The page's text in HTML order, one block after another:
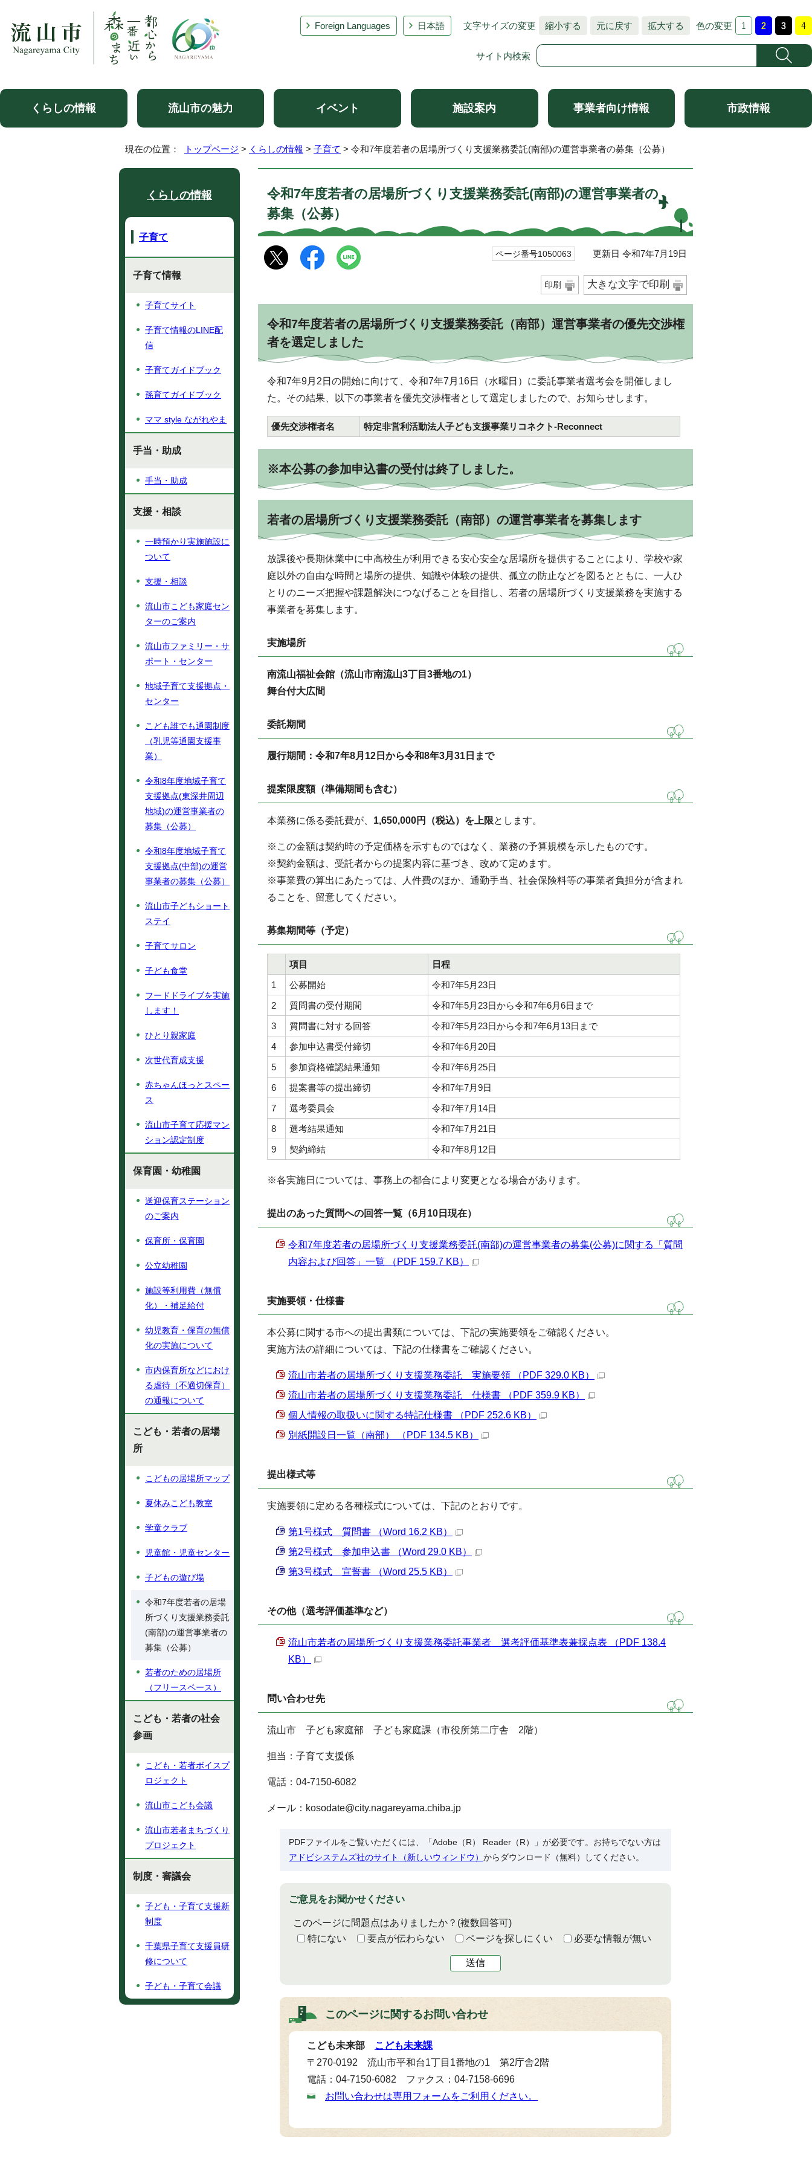
Foreign Languages 日本語 文字サイズの変更 縮小する 元に戻す 拡大する 色の変更
サイト内検索
くらしの情報 流山市の魅力 イベント 施設案内 事業者向け情報 市政情報
現在の位置： トップページ > くらしの情報 > 子育て > 令和7年度若者の居場所づくり支援業務委託(南部)の運営事業者の募集（公募）
令和7年度若者の居場所づくり支援業務委託(南部)の運営事業者の
募集（公募）
ページ番号1050063 更新日 令和7年7月19日
印刷 大きな文字で印刷
令和7年度若者の居場所づくり支援業務委託（南部）運営事業者の優先交渉権
者を選定しました
令和7年9月2日の開始に向けて、令和7年7月16日（水曜日）に委託事業者選考会を開催しまし
た。その結果、以下の事業者を優先交渉権者として選定しましたので、お知らせします。
優先交渉権者名 特定非営利活動法人子ども支援事業リコネクト-Reconnect
※本公募の参加申込書の受付は終了しました。
若者の居場所づくり支援業務委託（南部）の運営事業者を募集します
放課後や長期休業中に中高校生が利用できる安心安全な居場所を提供することにより、学校や家
庭以外の自由な時間と場所の提供、知識や体験の提供、孤立の防止などを図るとともに、一人ひ
とりのニーズ把握や課題解決につなげることを目指し、若者の居場所づくり支援業務を実施する
事業者を募集します。
実施場所
南流山福祉会館（流山市南流山3丁目3番地の1）
舞台付大広間
委託期間
履行期間：令和7年8月12日から令和8年3月31日まで
提案限度額（準備期間も含む）
本業務に係る委託費が、 1,650,000円（税込）を上限とします。
※この金額は契約時の予定価格を示すものではなく、業務の予算規模を示したものです。
※契約金額は、受託者からの提案内容に基づき、改めて定めます。
※事業費の算出にあたっては、人件費のほか、通勤手当、社会保険料等の事業者負担分が含まれ
ることを、留意してください。
募集期間等（予定）
項目
日程
1
公募開始
令和7年5月23日
2
質問書の受付期間
令和7年5月23日から令和7年6月6日まで
3
質問書に対する回答
令和7年5月23日から令和7年6月13日まで
4
参加申込書受付締切
令和7年6月20日
5
参加資格確認結果通知
令和7年6月25日
6
提案書等の提出締切
令和7年7月9日
7
選考委員会
令和7年7月14日
8
選考結果通知
令和7年7月21日
9
契約締結 令和7年8月12日
※各実施日については、事務上の都合により変更となる場合があります。
提出のあった質問への回答一覧（6月10日現在）
令和7年度若者の居場所づくり支援業務委託(南部)の運営事業者の募集(公募)に関する「質問
内容および回答」一覧 （PDF 159.7 KB）
実施要領・仕様書
本公募に関する市への提出書類については、下記の実施要領をご確認ください。
実施方法の詳細については、下記の仕様書をご確認ください。
流山市若者の居場所づくり支援業務委託 実施要領 （PDF 329.0 KB）
流山市若者の居場所づくり支援業務委託 仕様書 （PDF 359.9 KB）
個人情報の取扱いに関する特記仕様書 （PDF 252.6 KB）
別紙開設日一覧（南部） （PDF 134.5 KB）
提出様式等
実施要領に定める各種様式については、下記のとおりです。
第1号様式 質問書 （Word 16.2 KB）
第2号様式 参加申込書 （Word 29.0 KB）
第3号様式 宣誓書 （Word 25.5 KB）
その他（選考評価基準など）
流山市若者の居場所づくり支援業務委託事業者 選考評価基準表兼採点表 （PDF 138.4
KB）
問い合わせ先
流山市 子ども家庭部 子ども家庭課（市役所第二庁舎 2階）
担当：子育て支援係
電話：04-7150-6082
メール：kosodate@city.nagareyama.chiba.jp
PDFファイルをご覧いただくには、「Adobe（R） Reader（R）」が必要です。お持ちでない方は
アドビシステムズ社のサイト（新しいウィンドウ） からダウンロード（無料）してください。
ご意見をお聞かせください
このページに問題点はありましたか？ (複数回答可)
特にない
要点が伝わらない ページを探しにくい 必要な情報が無い
送信
このページに関するお問い合わせ
こども未来部 こども未来課
〒270-0192 流山市平和台1丁目1番地の1 第2庁舎2階
電話：04-7150-6082 ファクス：04-7158-6696
お問い合わせは専用フォームをご利用ください。
くらしの情報
子育て
子育て情報
子育てサイト
子育て情報のLINE配
信
子育てガイドブック
孫育てガイドブック
ママ style ながれやま
手当・助成
手当・助成
支援・相談
一時預かり実施施設に
ついて
支援・相談
流山市こども家庭セン
ターのご案内
流山市ファミリー・サ
ポート・センター
地域子育て支援拠点・
センター
こども誰でも通園制度
（乳児等通園支援事
業）
令和8年度地域子育て
支援拠点(東深井周辺
地域)の運営事業者の
募集（公募）
令和8年度地域子育て
支援拠点(中部)の運営
事業者の募集（公募）
流山市子どもショート
ステイ
子育てサロン
子ども食堂
フードドライブを実施
します！
ひとり親家庭
次世代育成支援
赤ちゃんほっとスペー
ス
流山市子育て応援マン
ション認定制度
保育園・幼稚園
送迎保育ステーション
のご案内
保育所・保育園
公立幼稚園
施設等利用費（無償
化）・補足給付
幼児教育・保育の無償
化の実施について
市内保育所などにおけ
る虐待（不適切保育）
の通報について
こども・若者の居場
所
こどもの居場所マップ
夏休みこども教室
学童クラブ
児童館・児童センター
子どもの遊び場
令和7年度若者の居場
所づくり支援業務委託
(南部)の運営事業者の
募集（公募）
若者のための居場所
（フリースペース）
こども・若者の社会
参画
こども・若者ボイスプ
ロジェクト
流山市こども会議
流山市若者まちづくり
プロジェクト
制度・審議会
子ども・子育て支援新
制度
千葉県子育て支援員研
修について
子ども・子育て会議